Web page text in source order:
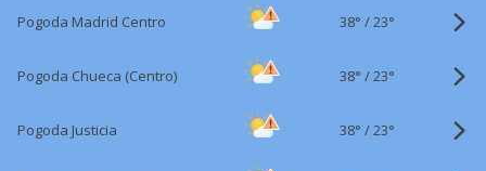
Pogoda Madrid Centro 38° /23°
Pogoda Chueca (Centro) 38° /23°
Pogoda Justicia 38° /23°